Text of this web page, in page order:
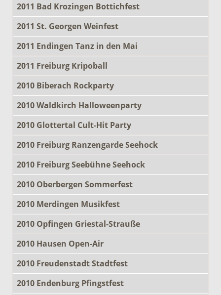
2011 Bad Krozingen Bottichfest
2011 St. Georgen Weinfest
2011 Endingen Tanz in den Mai
2011 Freiburg Kripoball
2010 Biberach Rockparty
2010 Waldkirch Halloweenparty
2010 Glottertal Cult-Hit Party
2010 Freiburg Ranzengarde Seehock
2010 Freiburg Seebühne Seehock
2010 Oberbergen Sommerfest
2010 Merdingen Musikfest
2010 Opfingen Griestal-Strauße
2010 Hausen Open-Air
2010 Freudenstadt Stadtfest
2010 Endenburg Pfingstfest